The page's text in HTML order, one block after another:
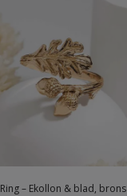
Ring – Ekollon & blad, brons